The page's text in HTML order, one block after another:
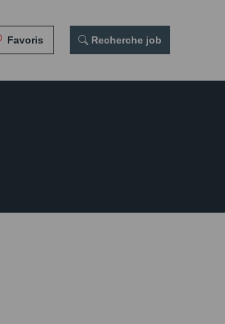
Favoris Recherche job